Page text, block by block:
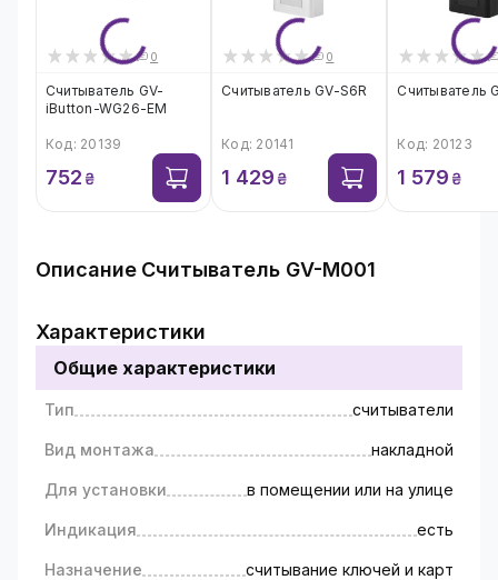
0
Считыватель GV-
iButton-WG26-EM
Код: 20139
752 ₴
0
Считыватель GV-S6R
Код: 20141
1 429 ₴
Считыватель
Код: 20123
1 579 ₴
Описание Считыватель GV-M001
используемое для сканирования магнитных и
других типов карт для обеспечения доступа в
защищенную зону. Его можно использовать
для открытия двери, ворот или другой точки
доступа, позволяющей уполномоченному
персоналу или посетителям войти в
помещение. Считыватель также можно
использовать для аутентификации,
безопасности и контроля.
Технические характеристики:
Характеристики
Общие характеристики
Тип считыватели
Вид монтажа накладной
Для установки в помещении или на улице
Индикация есть
Назначение считывание ключей и карт